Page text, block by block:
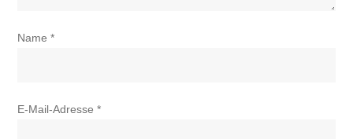
Name*
E-Mail-Adresse*